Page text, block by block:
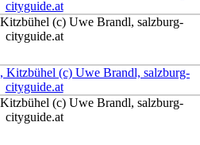
(c) Uwe Brandl, salzburg-
cityguide.at
(c) Uwe Brandl, salzburg-
cityguide.at